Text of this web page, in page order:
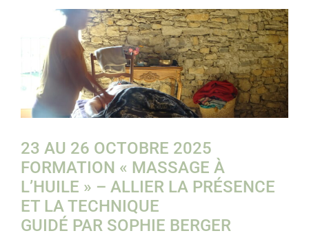
23 AU 26 OCTOBRE 2025
FORMATION « MASSAGE À
L’HUILE » – ALLIER LA PRÉSENCE
ET LA TECHNIQUE
GUIDÉ PAR SOPHIE BERGER